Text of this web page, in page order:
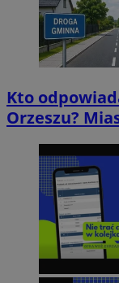
Kto
Orzeszu?